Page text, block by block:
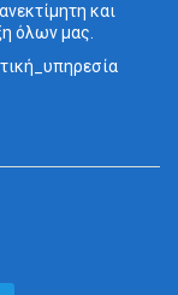
και
όλων μας.